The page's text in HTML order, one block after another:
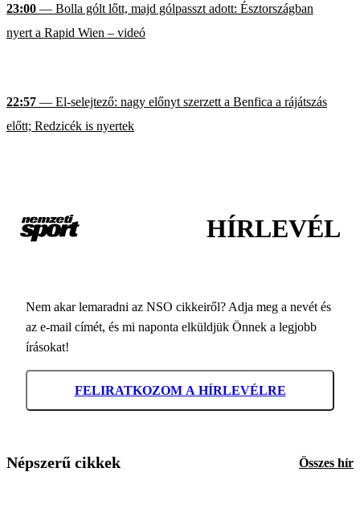
23:00 — Bolla gólt lőtt, majd gólpasszt adott: Észtországban
nyert a Rapid Wien – videó
22:57 — El-selejtező: nagy előnyt szerzett a Benfica a rájátszás
előtt; Redzicék is nyertek
HÍRLEVÉL
Nem akar lemaradni az NSO cikkeiről? Adja meg a nevét és
az e-mail címét, és mi naponta elküldjük Önnek a legjobb
írásokat!
FELIRATKOZOM A HÍRLEVÉLRE
Népszerű cikkek Összes hír